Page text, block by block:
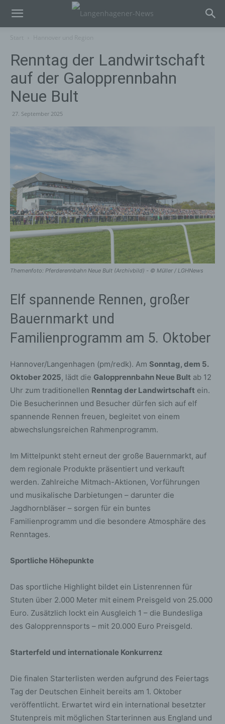
Renntag der Landwirtschaft
auf der Galopprennbahn
Neue Bult
27. September 2025
Themenfoto: Pferderennbahn Neue Bult (Archivbild) - © Müller / LGHNews
Elf spannende Rennen, großer
Bauernmarkt und
Familienprogramm am 5. Oktober
Hannover/Langenhagen (pm/redk). Am Sonntag, dem 5.
Oktober 2025, lädt die Galopprennbahn Neue Bult ab 12
Uhr zum traditionellen Renntag der Landwirtschaft ein.
Die Besucherinnen und Besucher dürfen sich auf elf
spannende Rennen freuen, begleitet von einem
abwechslungsreichen Rahmenprogramm.
Im Mittelpunkt steht erneut der große Bauernmarkt, auf
dem regionale Produkte präsentiert und verkauft
werden. Zahlreiche Mitmach-Aktionen, Vorführungen
und musikalische Darbietungen – darunter die
Jagdhornbläser – sorgen für ein buntes
Familienprogramm und die besondere Atmosphäre des
Renntages.
Sportliche Höhepunkte
Das sportliche Highlight bildet ein Listenrennen für
Stuten über 2.000 Meter mit einem Preisgeld von 25.000
Euro. Zusätzlich lockt ein Ausgleich 1 – die Bundesliga
des Galopprennsports – mit 20.000 Euro Preisgeld.
Starterfeld und internationale Konkurrenz
Die finalen Starterlisten werden aufgrund des Feiertags
Tag der Deutschen Einheit bereits am 1. Oktober
veröffentlicht. Erwartet wird ein international besetzter
Stutenpreis mit möglichen Starterinnen aus England und